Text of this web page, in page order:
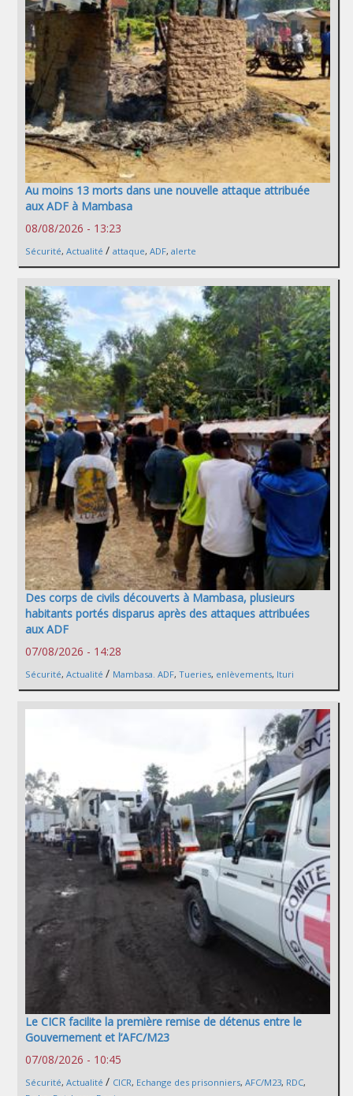
Au moins 13 morts dans une nouvelle attaque attribuée
aux ADF à Mambasa
08/08/2026 - 13:23
Sécurité, Actualité / attaque, ADF, alerte
Des corps de civils découverts à Mambasa, plusieurs
habitants portés disparus après des attaques attribuées
aux ADF
07/08/2026 - 14:28
Sécurité, Actualité / Mambasa. ADF, Tueries, enlèvements, Ituri
Le CICR facilite la première remise de détenus entre le
Gouvernement et l’AFC/M23
07/08/2026 - 10:45
Sécurité, Actualité / CICR, Echange des prisonniers, AFC/M23, RDC,